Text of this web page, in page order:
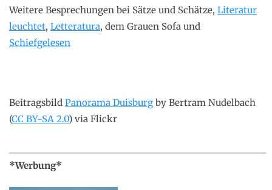
Weitere Besprechungen bei Sätze und Schätze, Literatur
leuchtet, Letteratura, dem Grauen Sofa und
Schiefgelesen
Beitragsbild Panorama Duisburg by Bertram Nudelbach
(CC BY-SA 2.0) via Flickr
*Werbung*